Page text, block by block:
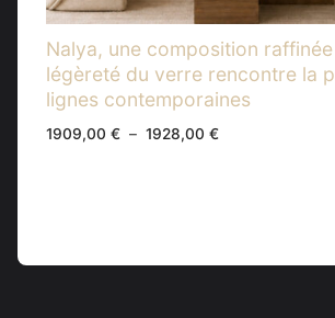
Nalya, une composition
légèreté du verre rencontre la
lignes contemporaines
1909,00 € – 1928,00 €Plage